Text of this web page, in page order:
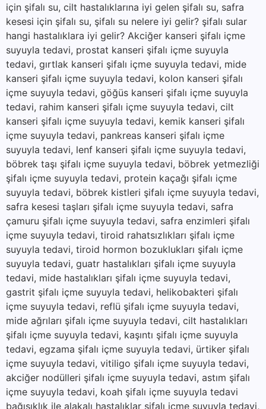
için şifalı su, cilt hastalıklarına iyi gelen şifalı su, safra
kesesi için şifalı su, şifalı su nelere iyi gelir? şifalı sular
hangi hastalıklara iyi gelir? Akciğer kanseri şifalı içme
suyuyla tedavi, prostat kanseri şifalı içme suyuyla
tedavi, gırtlak kanseri şifalı içme suyuyla tedavi, mide
kanseri şifalı içme suyuyla tedavi, kolon kanseri şifalı
içme suyuyla tedavi, göğüs kanseri şifalı içme suyuyla
tedavi, rahim kanseri şifalı içme suyuyla tedavi, cilt
kanseri şifalı içme suyuyla tedavi, kemik kanseri şifalı
içme suyuyla tedavi, pankreas kanseri şifalı içme
suyuyla tedavi, lenf kanseri şifalı içme suyuyla tedavi,
böbrek taşı şifalı içme suyuyla tedavi, böbrek yetmezliği
şifalı içme suyuyla tedavi, protein kaçağı şifalı içme
suyuyla tedavi, böbrek kistleri şifalı içme suyuyla tedavi,
safra kesesi taşları şifalı içme suyuyla tedavi, safra
çamuru şifalı içme suyuyla tedavi, safra enzimleri şifalı
içme suyuyla tedavi, tiroid rahatsızlıkları şifalı içme
suyuyla tedavi, tiroid hormon bozuklukları şifalı içme
suyuyla tedavi, guatr hastalıkları şifalı içme suyuyla
tedavi, mide hastalıkları şifalı içme suyuyla tedavi,
gastrit şifalı içme suyuyla tedavi, helikobakteri şifalı
içme suyuyla tedavi, reflü şifalı içme suyuyla tedavi,
mide ağrıları şifalı içme suyuyla tedavi, cilt hastalıkları
şifalı içme suyuyla tedavi, kaşıntı şifalı içme suyuyla
tedavi, egzama şifalı içme suyuyla tedavi, ürtiker şifalı
içme suyuyla tedavi, vitiligo şifalı içme suyuyla tedavi,
akciğer nodülleri şifalı içme suyuyla tedavi, astım şifalı
içme suyuyla tedavi, koah şifalı içme suyuyla tedavi
bağışıklık ile alakalı hastalıklar şifalı içme suyuyla tedavi,